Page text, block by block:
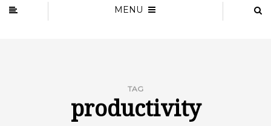
MENU
TAG
productivity